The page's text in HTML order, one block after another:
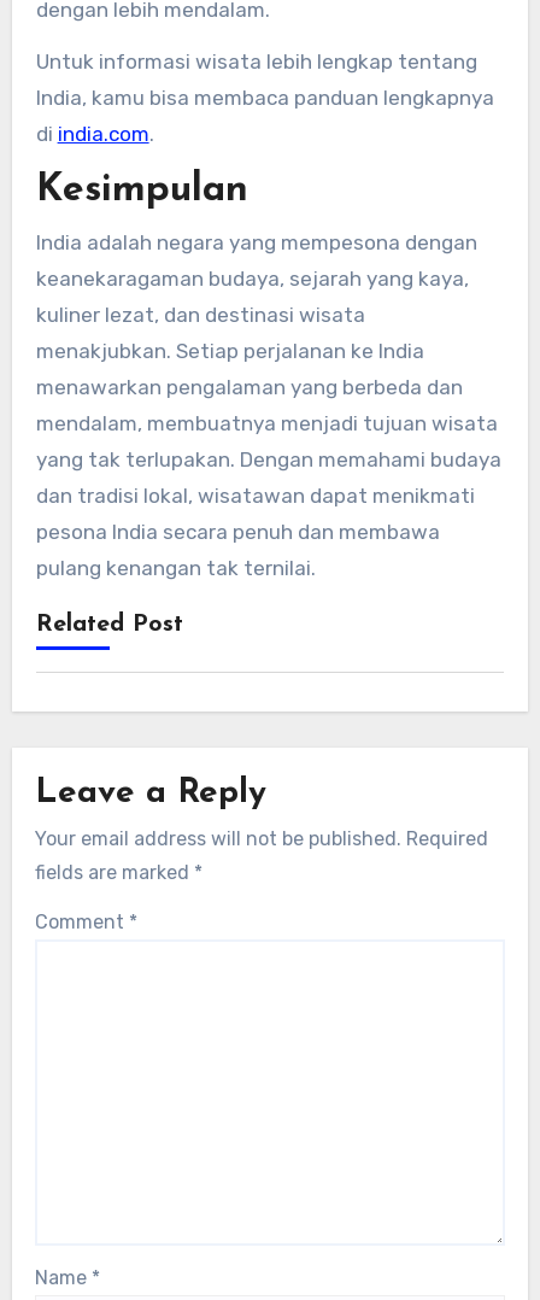
dengan lebih mendalam.
Untuk informasi wisata lebih lengkap tentang
India, kamu bisa membaca panduan lengkapnya
di india.com.
Kesimpulan
India adalah negara yang mempesona dengan
keanekaragaman budaya, sejarah yang kaya,
kuliner lezat, dan destinasi wisata
menakjubkan. Setiap perjalanan ke India
menawarkan pengalaman yang berbeda dan
mendalam, membuatnya menjadi tujuan wisata
yang tak terlupakan. Dengan memahami budaya
dan tradisi lokal, wisatawan dapat menikmati
pesona India secara penuh dan membawa
pulang kenangan tak ternilai.
Related Post
Leave a Reply
Your email address will not be published. Required
fields are marked *
Comment *
Name *